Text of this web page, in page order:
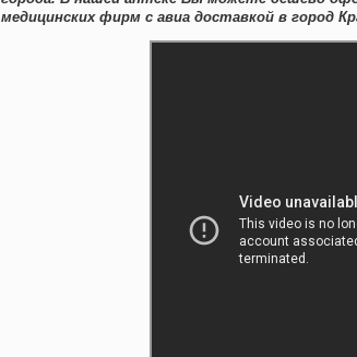
медицинских фирм с авиа доставкой в город